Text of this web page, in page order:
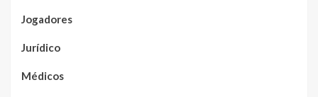
Jogadores
Jurídico
Médicos